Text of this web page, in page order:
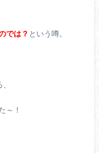
では？ という噂。
～！